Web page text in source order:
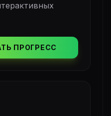
ПРОГРЕСС